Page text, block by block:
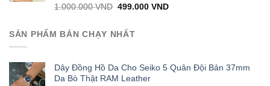
1.000.000VND Original
was:
1.000.000 VND.
499.000VNDCurrent
SẢN PHẨM BÁN CHẠY NHẤT
Dây Đồng Hồ Da Cho Seiko 5 Quân Đội Bản 37mm
Da Bò Thật RAM Leather